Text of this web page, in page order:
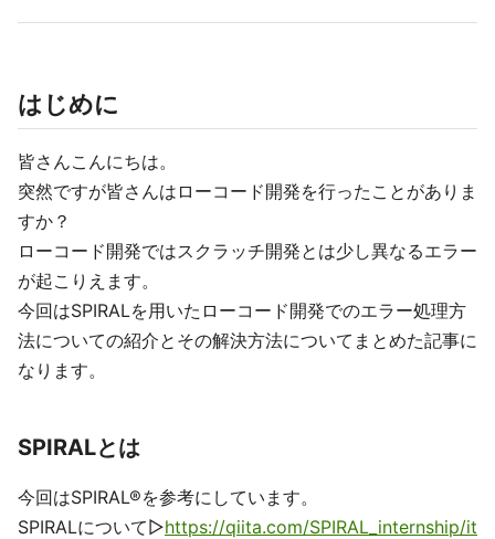
はじめに
皆さんこんにちは。
突然ですが皆さんはローコード開発を行ったことがありま
すか？
ローコード開発ではスクラッチ開発とは少し異なるエラー
が起こりえます。
今回はSPIRALを用いたローコード開発でのエラー処理方
法についての紹介とその解決方法についてまとめた記事に
なります。
SPIRALとは
今回はSPIRAL®を参考にしています。
SPIRALについて▷https://qiita.com/SPIRAL_internship/it